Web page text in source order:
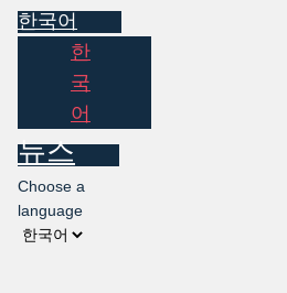
한국어
한
국
어
뉴스
Choose a
language